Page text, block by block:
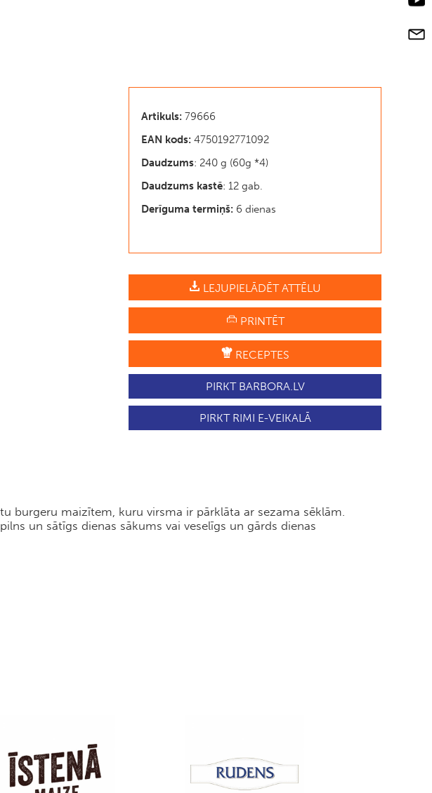
Artikuls: 79666
EAN kods: 4750192771092
Daudzums: 240 g (60g *4)
Daudzums kastē: 12 gab.
Derīguma termiņš: 6 dienas
LEJUPIELĀDĒT ATTĒLU
PRINTĒT
RECEPTES
PIRKT BARBORA.LV
PIRKT RIMI E-VEIKALĀ
burgeru maizītem, kuru virsma ir pārklāta ar sezama sēklām.
un sātīgs dienas sākums vai veselīgs un gārds dienas